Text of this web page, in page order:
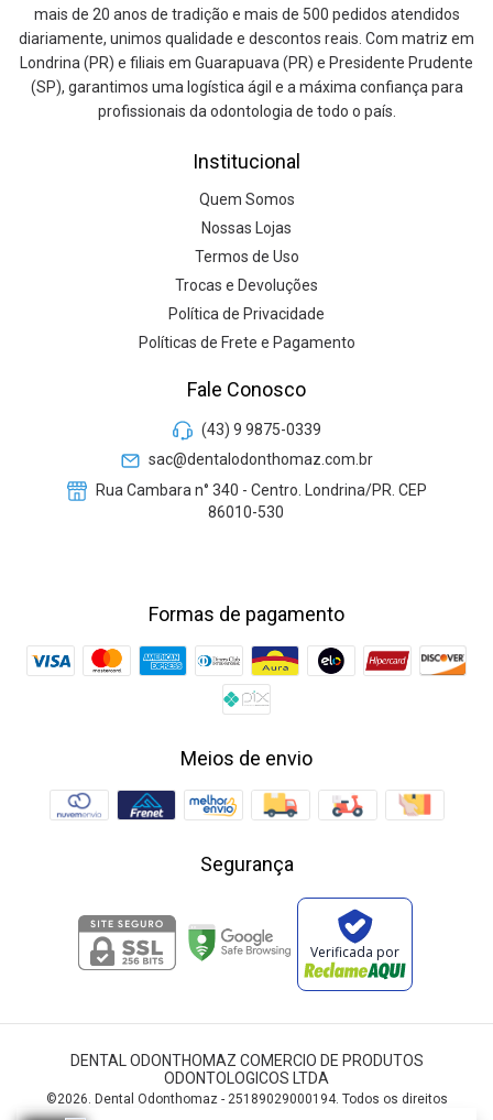
mais de 20 anos de tradição e mais de 500 pedidos atendidos
diariamente, unimos qualidade e descontos reais. Com matriz em
Londrina (PR) e filiais em Guarapuava (PR) e Presidente Prudente
(SP), garantimos uma logística ágil e a máxima confiança para
profissionais da odontologia de todo o país.
Institucional
Quem Somos
Nossas Lojas
Termos de Uso
Trocas e Devoluções
Política de Privacidade
Políticas de Frete e Pagamento
Fale Conosco
(43) 9 9875-0339
sac@dentalodonthomaz.com.br
Rua Cambara n° 340 - Centro. Londrina/PR. CEP
86010-530
Formas de pagamento
Meios de envio
Segurança
Verificada por
DENTAL ODONTHOMAZ COMERCIO DE PRODUTOS
ODONTOLOGICOS LTDA
©2026. Dental Odonthomaz - 25189029000194. Todos os direitos